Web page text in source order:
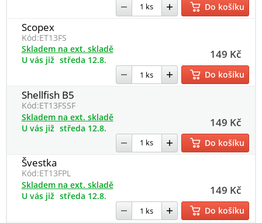
Do košíku
Scopex
Kód:ET13FS
149 Kč
Skladem na ext. skladě
U vás již středa 12.8.
Do košíku
Shellfish B5
Kód:ET13FSSF
149 Kč
Skladem na ext. skladě
U vás již středa 12.8.
Do košíku
Švestka
Kód:ET13FPL
149 Kč
Skladem na ext. skladě
U vás již středa 12.8.
Do košíku